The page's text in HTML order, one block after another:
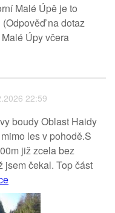
Malé Úpě je to
na dotaz
Úpy včera
22:59
boudy Oblast Haidy
les v pohodě.S
již zcela bez
jsem čekal. Top část